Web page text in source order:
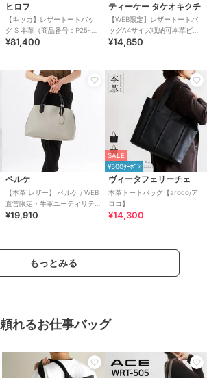
ヒロフ
【キッカ】レザートートバッ
グ S 本革（商品番号：P25-
35662）
¥81,400
ティーケー タケオキクチ
【WEB限定】レザートートバ
ッグA4サイズ収納可本革ビジ
ネス対応可
¥14,850
ペルケ
【本革 レザー】 ペルケ / WEB
直営限定・牛革ユーティリテ
ィA4・2wayトートバッグ
¥19,910
SALE
¥500ｸｰﾎﾟﾝ
ヴィータフェリーチェ
本革トートバッグ【aroco/ア
ロコ】
¥14,300
もっとみる
れるお仕事バッグ